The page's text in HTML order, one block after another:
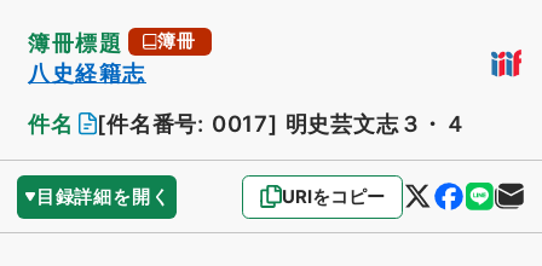
簿冊標題 簿冊
八史経籍志
件名
[件名番号: 0017] 明史芸文志３・４
目録詳細を開く URIをコピー